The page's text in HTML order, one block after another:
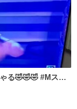
る🤣🤣🤣 #Mステ